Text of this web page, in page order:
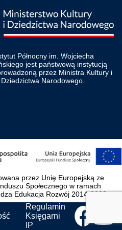
Północny im. Wojciecha
jest państwową instytucją
przez Ministra Kultury i
Dziedzictwa Narodowego.
przez Unię Europejską ze
Społecznego w ramach
Edukacja Rozwój 2014-2020.
Regulamin
Księgarni
IP